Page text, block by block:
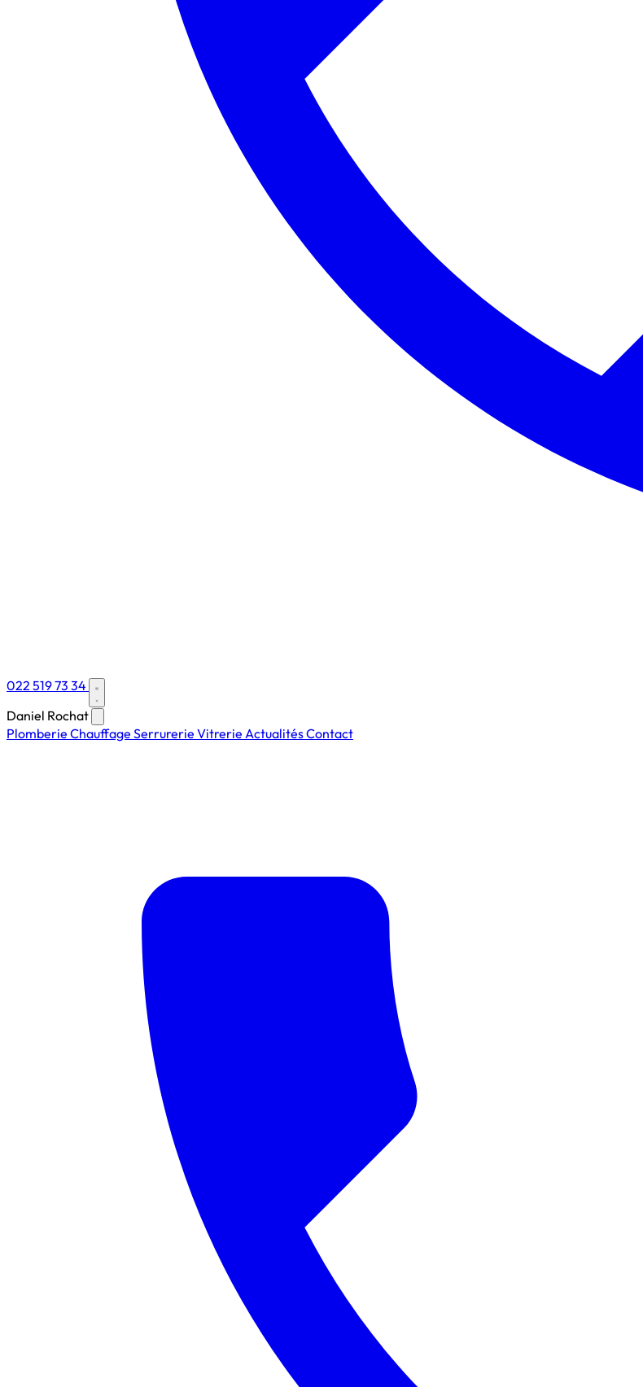
022 519 73 34
Daniel Rochat
Plomberie Chauffage Serrurerie Vitrerie ActualitésContact